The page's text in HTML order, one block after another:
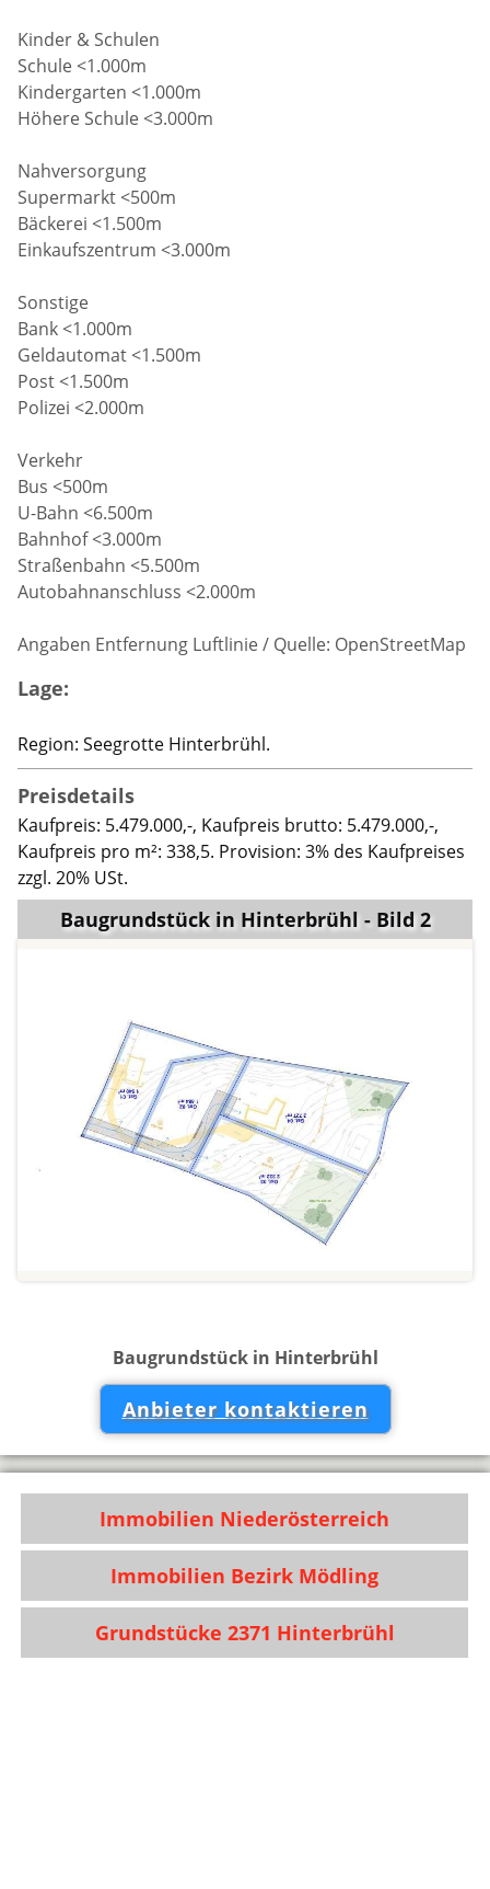
Kinder & Schulen
Schule <1.000m
Kindergarten <1.000m
Höhere Schule <3.000m
Nahversorgung
Supermarkt <500m
Bäckerei <1.500m
Einkaufszentrum <3.000m
Sonstige
Bank <1.000m
Geldautomat <1.500m
Post <1.500m
Polizei <2.000m
Verkehr
Bus <500m
U-Bahn <6.500m
Bahnhof <3.000m
Straßenbahn <5.500m
Autobahnanschluss <2.000m
Angaben Entfernung Luftlinie / Quelle: OpenStreetMap
Lage:
Region: Seegrotte Hinterbrühl.
Preisdetails
Kaufpreis: 5.479.000,-, Kaufpreis brutto: 5.479.000,-,
Kaufpreis pro m²: 338,5. Provision: 3% des Kaufpreises
zzgl. 20% USt.
Baugrundstück in Hinterbrühl - Bild 2
Baugrundstück in Hinterbrühl
Anbieter kontaktieren
Immobilien Niederösterreich
Immobilien Bezirk Mödling
Grundstücke 2371 Hinterbrühl